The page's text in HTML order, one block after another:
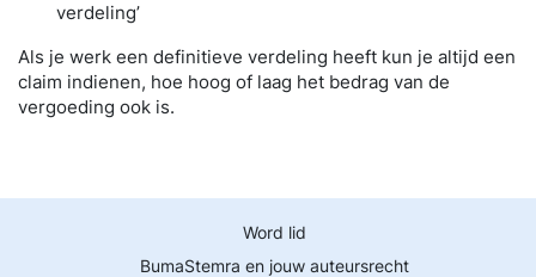
verdeling’
Als je werk een definitieve verdeling heeft kun je altijd een
claim indienen, hoe hoog of laag het bedrag van de
vergoeding ook is.
Word lid
BumaStemra en jouw auteursrecht